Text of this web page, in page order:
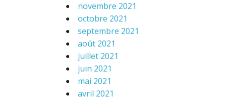
novembre 2021
octobre 2021
septembre 2021
août 2021
juillet 2021
juin 2021
mai 2021
avril 2021